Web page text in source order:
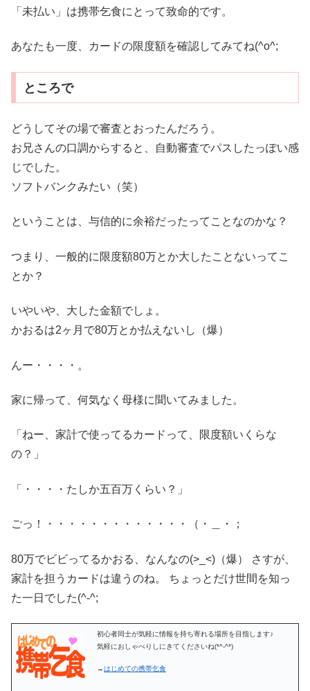
「未払い」は携帯乞食にとって致命的です。
あなたも一度、カードの限度額を確認してみてね(^o^;
ところで
どうしてその場で審査とおったんだろう。
お兄さんの口調からすると、自動審査でパスしたっぽい感
じでした。
ソフトバンクみたい（笑）
ということは、与信的に余裕だったってことなのかな？
つまり、一般的に限度額80万とか大したことないってこ
とか？
いやいや、大した金額でしょ。
かおるは2ヶ月で80万とか払えないし（爆）
んー・・・・。
家に帰って、何気なく母様に聞いてみました。
「ねー、家計で使ってるカードって、限度額いくらな
の？」
「・・・・たしか五百万くらい？」
ごっ！・・・・・・・・・・・・・（・＿・；
80万でビビってるかおる、なんなの(>_<)（爆） さすが、
家計を担うカードは違うのね。 ちょっとだけ世間を知っ
た一日でした(^-^;
初心者同士が気軽に情報を持ち寄れる場所を目指します♪
気軽におしゃべりしにきてくださいね(*^-^*)
→はじめての携帯乞食